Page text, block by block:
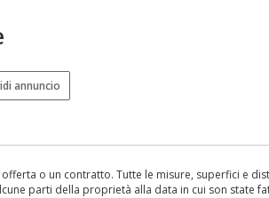
annuncio
o un contratto. Tutte le misure, superfici e
parti della proprietà alla data in cui son state